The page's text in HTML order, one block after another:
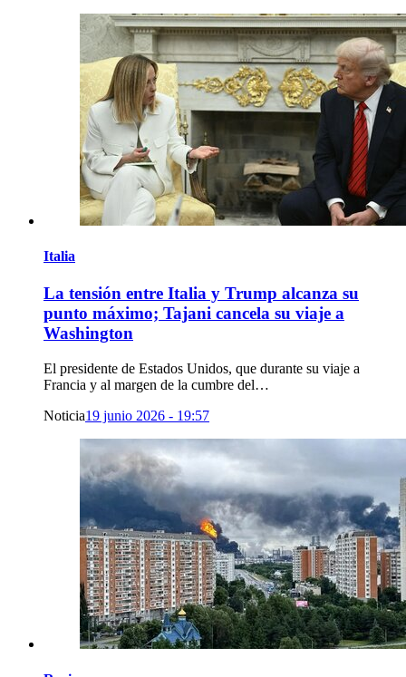
Italia
La tensión entre Italia y Trump alcanza su
punto máximo; Tajani cancela su viaje a
Washington
El presidente de Estados Unidos, que durante su viaje a
Francia y al margen de la cumbre del…
Noticia19 junio 2026 - 19:57